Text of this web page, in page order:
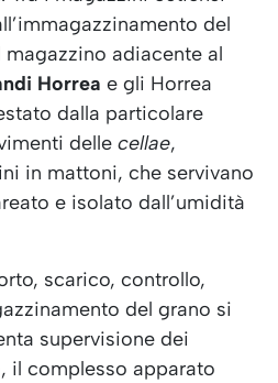
del
adiacente al
Horrea e gli Horrea
dalla particolare
delle cellae,
in mattoni, che servivano
e isolato dall’umidità
scarico, controllo,
del grano si
supervisione dei
il complesso apparato